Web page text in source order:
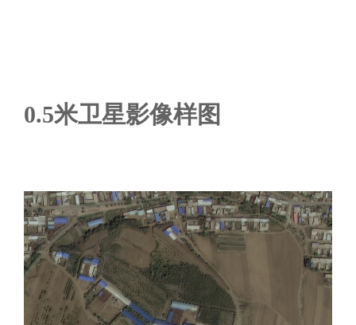
0.5米卫星影像样图